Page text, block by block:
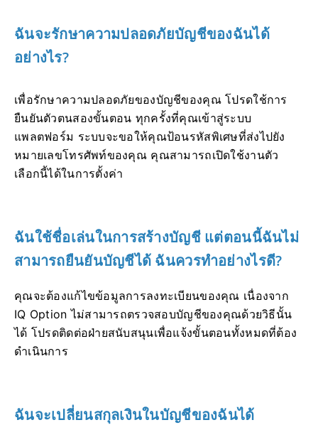
ฉันจะรักษาความปลอดภัยบัญชีของฉันได้
อย่างไร?
เพื่อรักษาความปลอดภัยของบัญชีของคุณ โปรดใช้การ
ยืนยันตัวตนสองขั้นตอน ทุกครั้งที่คุณเข้าสู่ระบบ
แพลตฟอร์ม ระบบจะขอให้คุณป้อนรหัสพิเศษที่ส่งไปยัง
หมายเลขโทรศัพท์ของคุณ คุณสามารถเปิดใช้งานตัว
เลือกนี้ได้ในการตั้งค่า
ฉันใช้ชื่อเล่นในการสร้างบัญชี แต่ตอนนี้ฉันไม่
สามารถยืนยันบัญชีได้ ฉันควรทำอย่างไรดี?
คุณจะต้องแก้ไขข้อมูลการลงทะเบียนของคุณ เนื่องจาก
IQ Option ไม่สามารถตรวจสอบบัญชีของคุณด้วยวิธีนั้น
ได้ โปรดติดต่อฝ่ายสนับสนุนเพื่อแจ้งขั้นตอนทั้งหมดที่ต้อง
ดำเนินการ
ฉันจะเปลี่ยนสกุลเงินในบัญชีของฉันได้